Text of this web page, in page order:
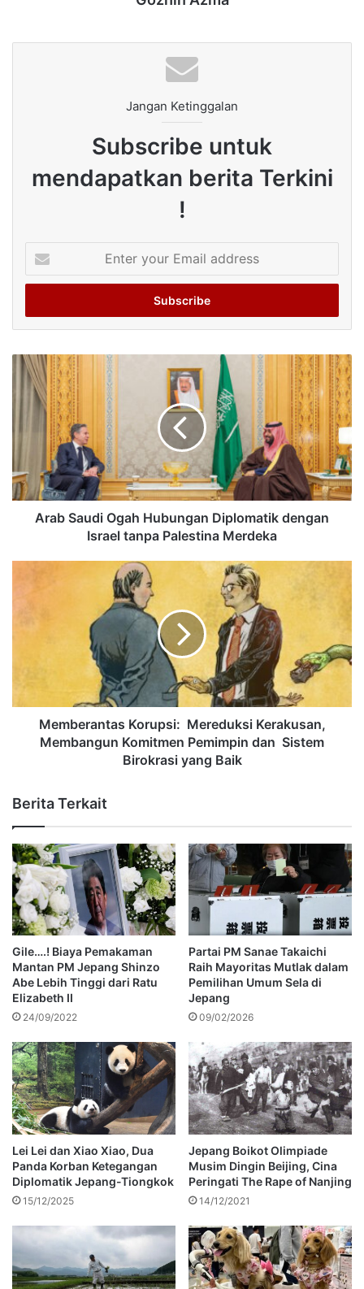
Jangan Ketinggalan
Subscribe untuk
mendapatkan berita Terkini
!
your
Email
Arab Saudi Ogah Hubungan Diplomatik dengan
Israel tanpa Palestina Merdeka
Memberantas Korupsi: Mereduksi Kerakusan,
Membangun Komitmen Pemimpin dan Sistem
Birokrasi yang Baik
Berita Terkait
Gile….! Biaya Pemakaman
Mantan PM Jepang Shinzo
Abe Lebih Tinggi dari Ratu
Elizabeth II
24/09/2022
Partai PM Sanae Takaichi
Raih Mayoritas Mutlak dalam
Pemilihan Umum Sela di
Jepang
09/02/2026
Lei Lei dan Xiao Xiao, Dua
Panda Korban Ketegangan
Diplomatik Jepang-Tiongkok
15/12/2025
Jepang Boikot Olimpiade
Musim Dingin Beijing, Cina
Peringati The Rape of Nanjing
14/12/2021